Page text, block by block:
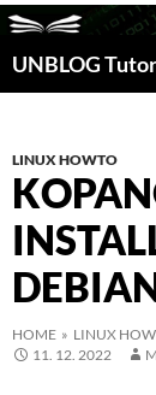
UNBLOG
Suchen
LINUX HOWTO
HOME » LINUX
11. 12. 2022